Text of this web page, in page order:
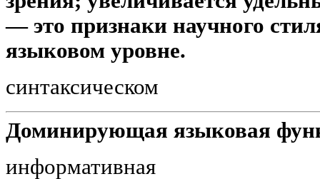
— это признаки научного
языковом уровне.
синтаксическом
Доминирующая языковая
информативная